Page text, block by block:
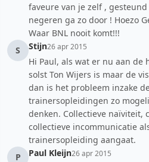
faveure van je zelf ,
negeren ga zo door ! Hoezo
Waar BNL nooit komt!!!
S
Stijn26 apr 2015
Hi Paul, als wat er nu aan de
solst Ton Wijers is maar de
dan is het probleem inzake
trainersopleidingen zo
denken. Collectieve naïviteit,
collectieve incommunicatie
trainersopleiding aangaat.
P
Paul Kleijn26 apr 2015